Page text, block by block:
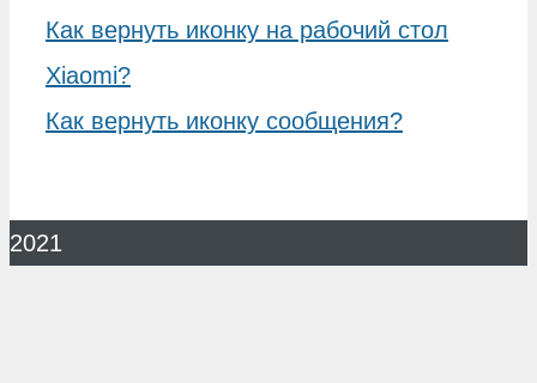
Как вернуть иконку на рабочий стол
Xiaomi?
Как вернуть иконку сообщения?
2021